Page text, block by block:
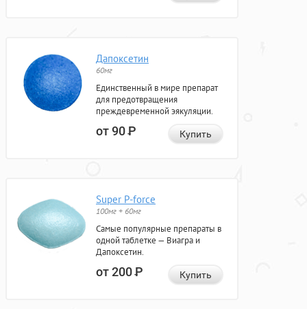
Дапоксетин
60мг
Единственный в мире препарат
для предотвращения
преждевременной эякуляции.
от 90Р Купить
Super P-force
100мг + 60мг
Самые популярные препараты в
одной таблетке — Виагра и
Дапоксетин.
от 200Р Купить